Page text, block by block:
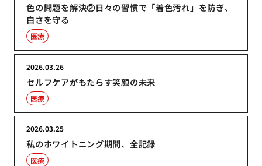
色の問題を解決②日々の習慣で「着色汚れ」を防ぎ、
白さを守る
医療
セルフケアがもたらす笑顔の未来
2026.03.26
医療
私のホワイトニング期間、全記録
2026.03.25
医療